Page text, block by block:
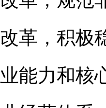
革，积极
能力和核